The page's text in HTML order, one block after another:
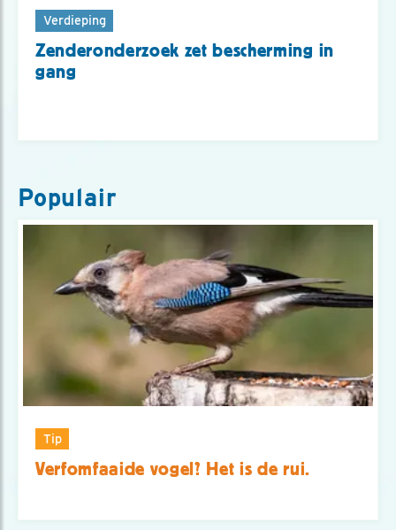
Verdieping
Zenderonderzoek zet bescherming in
gang
Populair
Tip
Verfomfaaide vogel? Het is de rui.